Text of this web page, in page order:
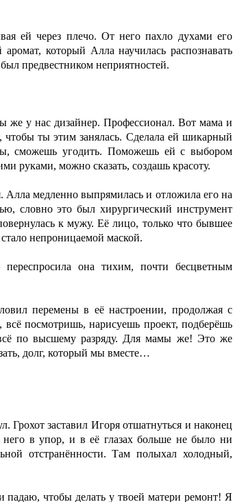
ей через плечо. От него пахло духами его
который Алла научилась распознавать
предвестником неприятностей.
у нас дизайнер. Профессионал. Вот мама и
ты этим занялась. Сделала ей шикарный
сможешь угодить. Поможешь ей с выбором
руками, можно сказать, создашь красоту.
Алла медленно выпрямилась и отложила его на
словно это был хирургический инструмент
к мужу. Её лицо, только что бывшее
непроницаемой маской.
она тихим, почти бесцветным
перемены в её настроении, продолжая с
посмотришь, нарисуешь проект, подберёшь
по высшему разряду. Для мамы же! Это же
долг, который мы вместе…
Грохот заставил Игоря отшатнуться и наконец
него в упор, и в её глазах больше не было ни
отстранённости. Там полыхал холодный,
падаю, чтобы делать у твоей матери ремонт! Я